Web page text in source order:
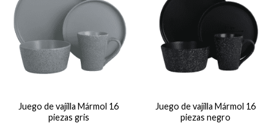
Juego de vajilla Mármol 16
piezas gris
Juego de vajilla Mármol 16
piezas negro